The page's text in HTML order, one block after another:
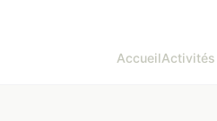
AccueilActivités